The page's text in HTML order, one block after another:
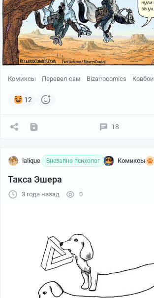
Комиксы Перевел сам Bizarrocomics Ковбои
12
18
lalique Внезапно психолог Комиксы
Такса Эшера
3 года назад 0